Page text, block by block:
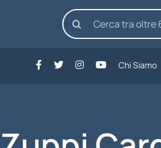
Cerca
per:
Chi Siamo